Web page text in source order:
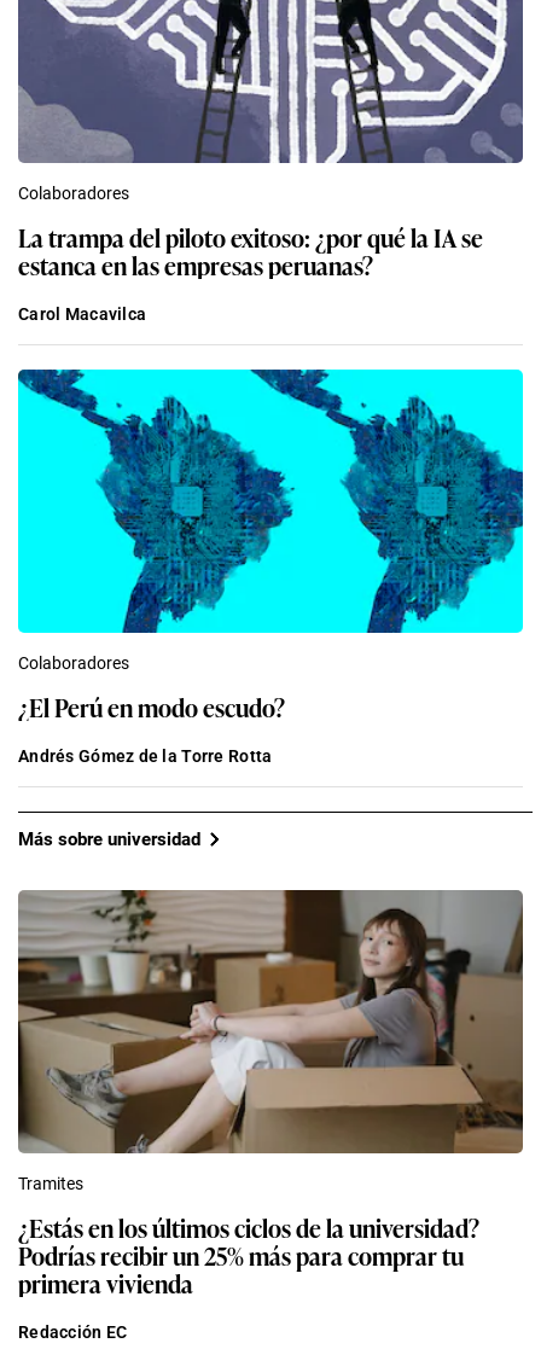
Colaboradores
La trampa del piloto exitoso: ¿por qué la IA se
estanca en las empresas peruanas?
Carol Macavilca
Colaboradores
¿El Perú en modo escudo?
Andrés Gómez de la Torre Rotta
Más sobre universidad
Tramites
¿Estás en los últimos ciclos de la universidad?
Podrías recibir un 25% más para comprar tu
primera vivienda
Redacción EC